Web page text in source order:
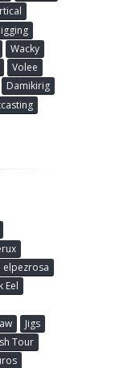
Wacky
Volee
Damikirig
elpezrosa
Eel
Jigs
Tour